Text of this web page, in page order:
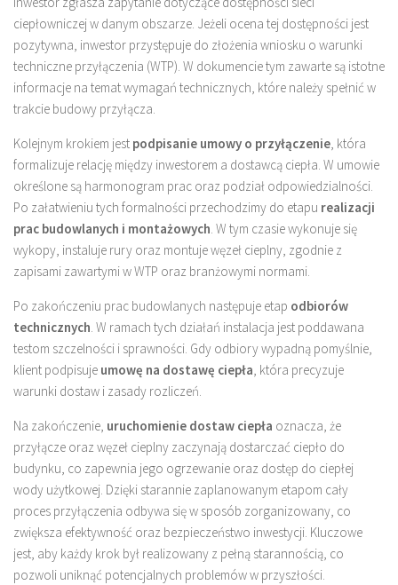
ciepłowniczej w danym obszarze. Jeżeli ocena tej dostępności jest
pozytywna, inwestor przystępuje do złożenia wniosku o warunki
techniczne przyłączenia (WTP). W dokumencie tym zawarte są istotne
informacje na temat wymagań technicznych, które należy spełnić w
trakcie budowy przyłącza.
Kolejnym krokiem jest podpisanie umowy o przyłączenie, która
formalizuje relację między inwestorem a dostawcą ciepła. W umowie
określone są harmonogram prac oraz podział odpowiedzialności.
Po załatwieniu tych formalności przechodzimy do etapu realizacji
prac budowlanych i montażowych. W tym czasie wykonuje się
wykopy, instaluje rury oraz montuje węzeł cieplny, zgodnie z
zapisami zawartymi w WTP oraz branżowymi normami.
Po zakończeniu prac budowlanych następuje etap odbiorów
technicznych. W ramach tych działań instalacja jest poddawana
testom szczelności i sprawności. Gdy odbiory wypadną pomyślnie,
klient podpisuje umowę na dostawę ciepła, która precyzuje
warunki dostaw i zasady rozliczeń.
Na zakończenie, uruchomienie dostaw ciepła oznacza, że
przyłącze oraz węzeł cieplny zaczynają dostarczać ciepło do
budynku, co zapewnia jego ogrzewanie oraz dostęp do ciepłej
wody użytkowej. Dzięki starannie zaplanowanym etapom cały
proces przyłączenia odbywa się w sposób zorganizowany, co
zwiększa efektywność oraz bezpieczeństwo inwestycji. Kluczowe
jest, aby każdy krok był realizowany z pełną starannością, co
pozwoli uniknąć potencjalnych problemów w przyszłości.